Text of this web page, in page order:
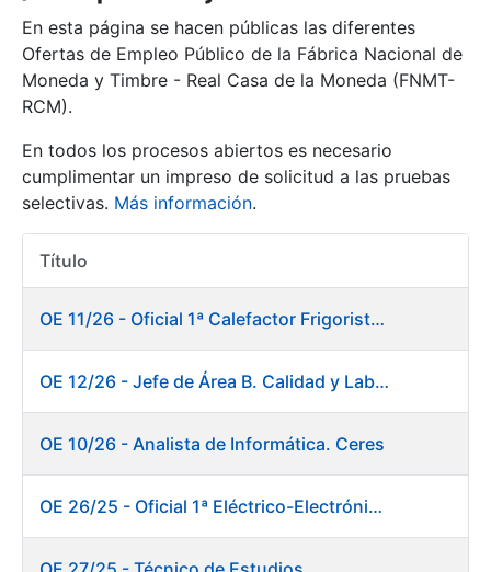
Mostrar/Ocultar
Mostrar/Ocultar
Mostrar/Ocultar
Mostrar/Ocultar
Mostrar/Ocultar
En esta página se hacen públicas las diferentes
Ofertas de Empleo Público de la Fábrica Nacional de
Moneda y Timbre - Real Casa de la Moneda (FNMT-
RCM).
En todos los procesos abiertos es necesario
cumplimentar un impreso de solicitud a las pruebas
selectivas. Más información.
Título
OE 11/26 - Oficial 1ª Calefactor Frigorista. Fábrica de Papel
OE 12/26 - Jefe de Área B. Calidad y Laboratorio
OE 10/26 - Analista de Informática. Ceres
OE 26/25 - Oficial 1ª Eléctrico-Electrónico. Fábrica de Papel